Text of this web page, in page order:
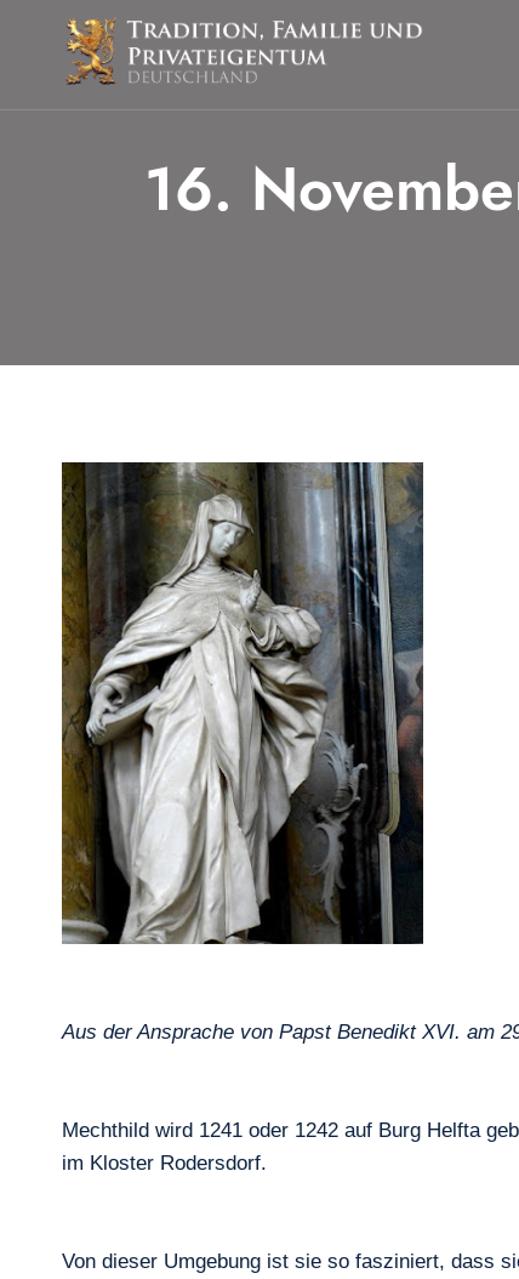
springen
16.
Aus der Ansprache von Papst Benedikt XVI. am
Mechthild wird 1241 oder 1242 auf Burg Helfta
im Kloster Rodersdorf.
Von dieser Umgebung ist sie so fasziniert, dass